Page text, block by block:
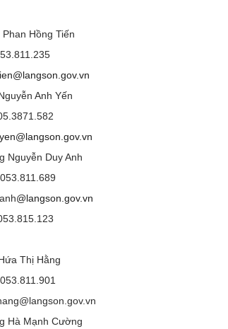
Hồng Tiến
Anh Yến
Duy Anh
@langson.gov.vn
Thị Hằng
Cường